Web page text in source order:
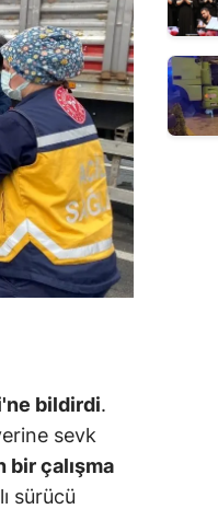
bildirdi.
sevk
bir çalışma
sürücü